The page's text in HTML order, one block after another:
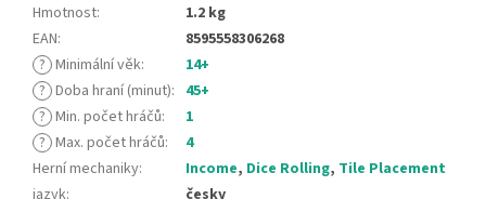
Hmotnost:
1.2 kg
EAN:
8595558306268
? Minimální věk:
14+
? Doba hraní (minut): 45+
? Min. počet hráčů:
1
? Max. počet hráčů:
4
Herní mechaniky: Income, Dice Rolling, Tile Placement
jazyk: česky